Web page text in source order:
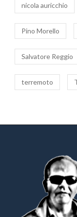
nicola auricchio
Pino Morello
Salvatore Reggio
terremoto